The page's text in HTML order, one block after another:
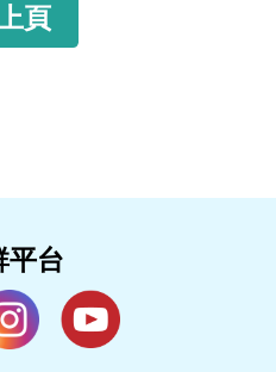
頁
平台